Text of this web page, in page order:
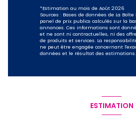
*Estimation au mois de Août 2026
Sources : Bases de données de La
panel de prix publics calculés sur la
annonces. Ces informations sont
et ne sont ni contractuelles, ni des
de produits et services. La
ne peut être engagée concernant
données et le résultat des estimations.
ESTIMATION